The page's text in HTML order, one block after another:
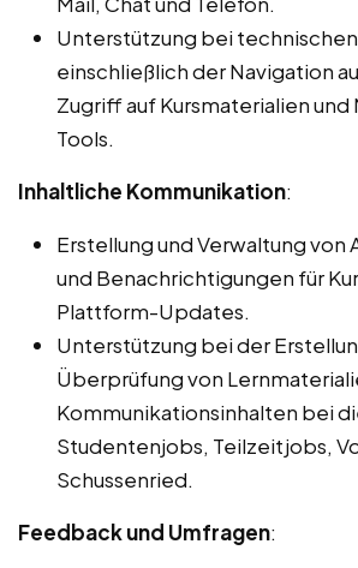
Unterstützung bei
einschließlich der Navigation
Zugriff auf Kursmaterialien und
Tools.
Inhaltliche Kommunikation:
Erstellung und Verwaltung von
und Benachrichtigungen für
Plattform-Updates.
Unterstützung bei der
Überprüfung von
Kommunikationsinhalten bei
Studentenjobs, Teilzeitjobs,
Schussenried.
Feedback und Umfragen: